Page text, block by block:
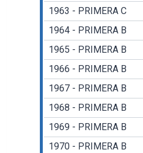
1963 - PRIMERA C
1964 - PRIMERA B
1965 - PRIMERA B
1966 - PRIMERA B
1967 - PRIMERA B
1968 - PRIMERA B
1969 - PRIMERA B
1970 - PRIMERA B